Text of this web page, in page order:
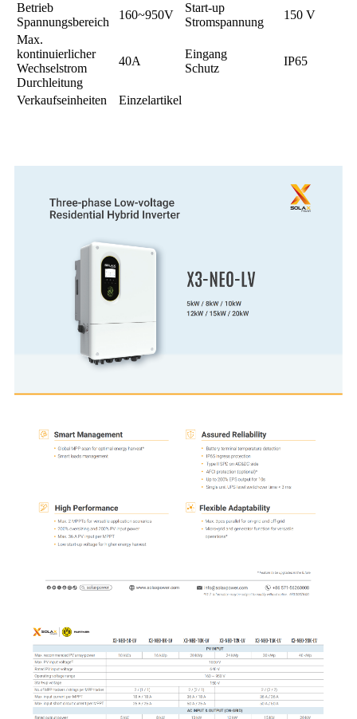
Betrieb
Spannungsbereich
160~950V
Start-up
Stromspannung
150 V
Max.
kontinuierlicher
Wechselstrom
Durchleitung
40A
Eingang
Schutz
IP65
Verkaufseinheiten Einzelartikel